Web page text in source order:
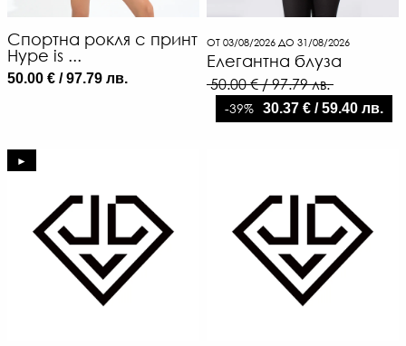
Спортна рокля с принт
Hype is ...
50.00 € / 97.79 лв.
ОТ 03/08/2026 ДО 31/08/2026
Елегантна блуза
50.00 € / 97.79 лв.
-39% 30.37 € / 59.40 лв.
►